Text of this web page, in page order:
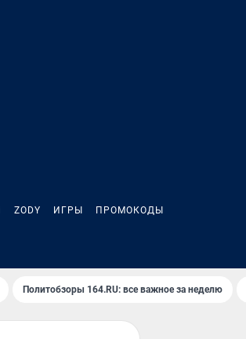
ZODY ИГРЫ ПРОМОКОДЫ
Политобзоры 164.RU: все важное за неделю